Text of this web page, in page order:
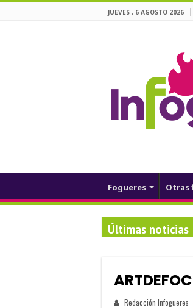
JUEVES , 6 AGOSTO 2026
Fogueres Otras
Últimas noticias
Redacción Infogueres